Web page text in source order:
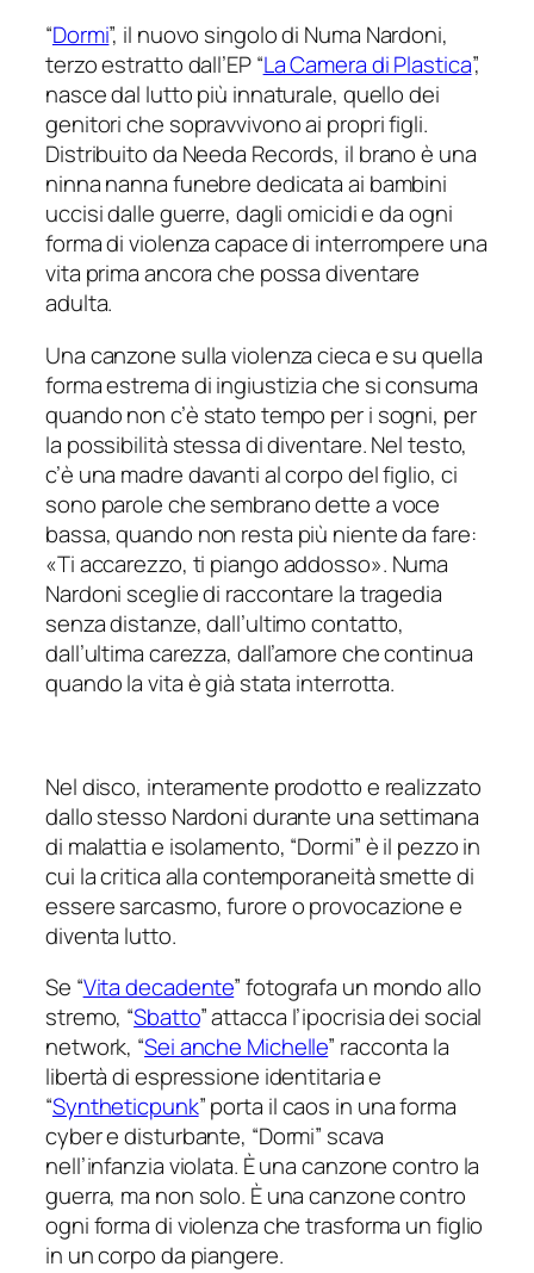
“Dormi”, il nuovo singolo di Numa Nardoni,
terzo estratto dall’EP “La Camera di Plastica”,
nasce dal lutto più innaturale, quello dei
genitori che sopravvivono ai propri figli.
Distribuito da Needa Records, il brano è una
ninna nanna funebre dedicata ai bambini
uccisi dalle guerre, dagli omicidi e da ogni
forma di violenza capace di interrompere una
vita prima ancora che possa diventare
adulta.
Una canzone sulla violenza cieca e su quella
forma estrema di ingiustizia che si consuma
quando non c’è stato tempo per i sogni, per
la possibilità stessa di diventare. Nel testo,
c’è una madre davanti al corpo del figlio, ci
sono parole che sembrano dette a voce
bassa, quando non resta più niente da fare:
«Ti accarezzo, ti piango addosso». Numa
Nardoni sceglie di raccontare la tragedia
senza distanze, dall’ultimo contatto,
dall’ultima carezza, dall’amore che continua
quando la vita è già stata interrotta.
Nel disco, interamente prodotto e realizzato
dallo stesso Nardoni durante una settimana
di malattia e isolamento, “Dormi” è il pezzo in
cui la critica alla contemporaneità smette di
essere sarcasmo, furore o provocazione e
diventa lutto.
Se “Vita decadente” fotografa un mondo allo
stremo, “Sbatto” attacca l’ipocrisia dei social
network, “Sei anche Michelle” racconta la
libertà di espressione identitaria e
“Syntheticpunk” porta il caos in una forma
cyber e disturbante, “Dormi” scava
nell’infanzia violata. È una canzone contro la
guerra, ma non solo. È una canzone contro
ogni forma di violenza che trasforma un figlio
in un corpo da piangere.